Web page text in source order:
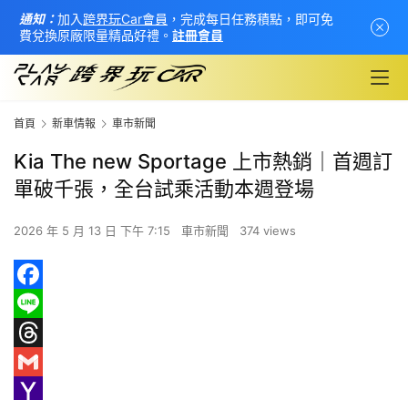
首
頁
首頁 新車情報 車市新聞
Kia The new Sportage 上市熱銷｜首週訂
單破千張，全台試乘活動本週登場
2026 年 5 月 13 日 下午 7:15 車市新聞 374 views
F
a
c
L
T
G
通知：加入 跨界玩Car會員 ，完成每日任務積點，即可免
費兌換原廠限量精品好禮。 註冊會員